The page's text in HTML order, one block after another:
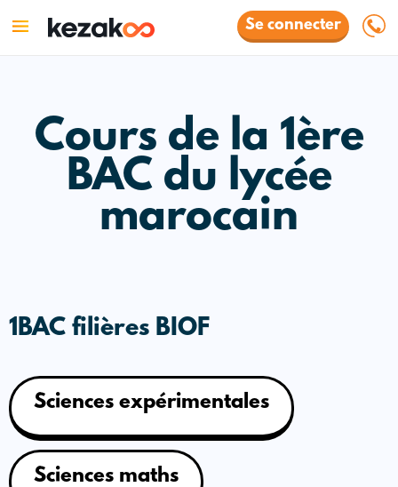
Se connecter
Cours de la 1ère
BAC du lycée
marocain
1BAC filières BIOF
Sciences expérimentales
Sciences maths